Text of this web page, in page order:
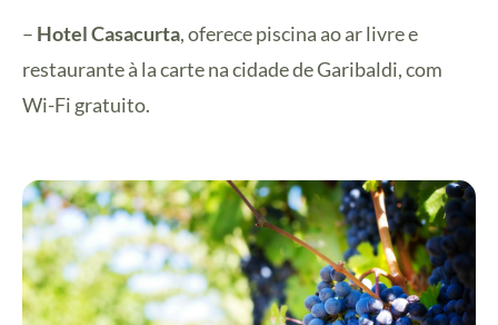
– Hotel Casacurta, oferece piscina ao ar livre e
restaurante à la carte na cidade de Garibaldi, com
Wi-Fi gratuito.